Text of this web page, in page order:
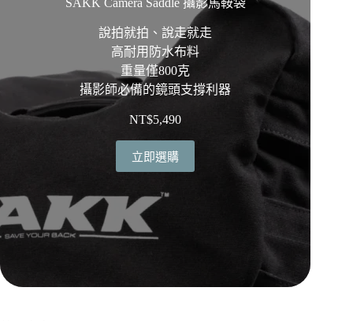
說拍就拍、說走就走
高耐用防水布料
重量僅800克
攝影師必備的鏡頭支撐利器
NT$5,490
立即選購